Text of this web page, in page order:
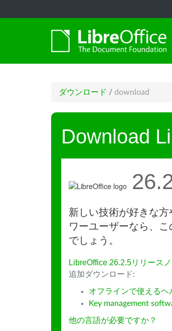
ダウンロード / download
Download
新しい技術が好きな
ワーユーザーなら、
でしょう。
LibreOffice 26.2.5リリースノ
追加ダウンロード:
オフラインで使えるヘ
Key management
他の言語が必要ですか？